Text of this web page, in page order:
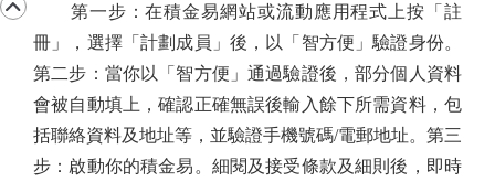
第一步：在積金易網站或流動應用程式上按「註
冊」，選擇「計劃成員」後，以「智方便」驗證身份。
第二步：當你以「智方便」通過驗證後，部分個人資料
會被自動填上，確認正確無誤後輸入餘下所需資料，包
括聯絡資料及地址等，並驗證手機號碼/電郵地址。第三
步：啟動你的積金易。細閱及接受條款及細則後，即時